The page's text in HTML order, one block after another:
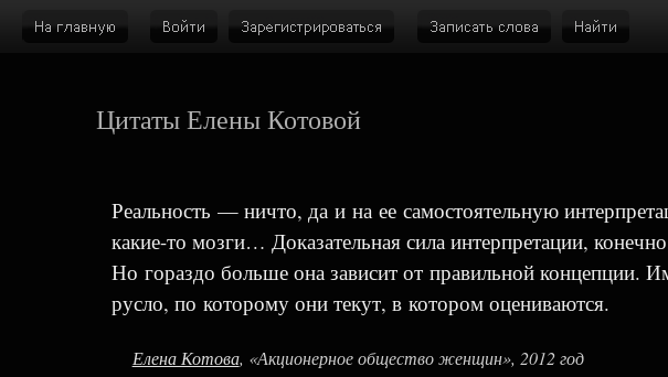
Цитаты Елены Котовой
Реальность — ничто, да и на ее самостоятельную
какие-то мозги… Доказательная сила интерпретации,
Но гораздо больше она зависит от правильной концепции.
русло, по которому они текут, в котором оцениваются.
Елена Котова, «Акционерное общество женщин», 2012 год